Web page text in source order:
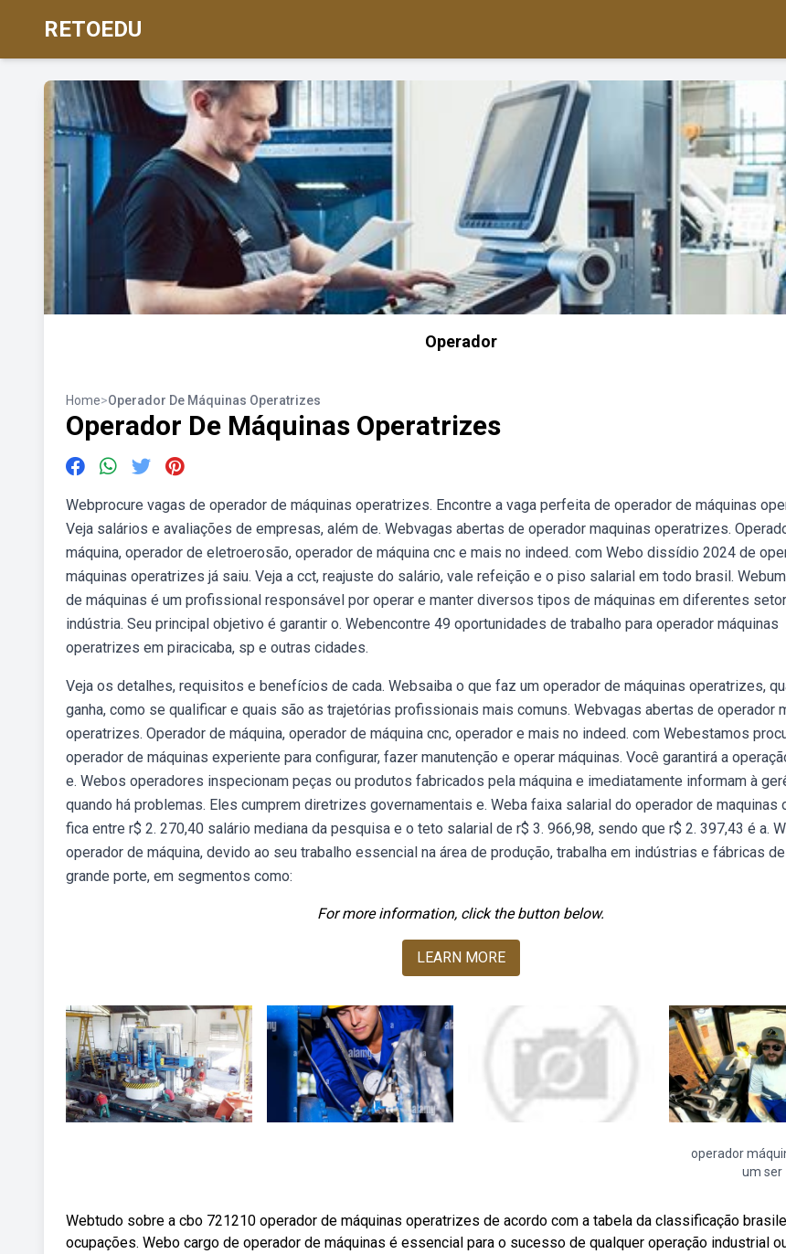
RETOEDU
Operador
Home>Operador De Máquinas Operatrizes
Operador De Máquinas Operatrizes
Webprocure vagas de operador de máquinas operatrizes. Encontre a vaga perfeita de operador de máquinas
Veja salários e avaliações de empresas, além de. Webvagas abertas de operador maquinas operatrizes.
máquina, operador de eletroerosão, operador de máquina cnc e mais no indeed. com Webo dissídio 2024 de
máquinas operatrizes já saiu. Veja a cct, reajuste do salário, vale refeição e o piso salarial em todo brasil.
de máquinas é um profissional responsável por operar e manter diversos tipos de máquinas em diferentes
indústria. Seu principal objetivo é garantir o. Webencontre 49 oportunidades de trabalho para operador máquinas
operatrizes em piracicaba, sp e outras cidades.
Veja os detalhes, requisitos e benefícios de cada. Websaiba o que faz um operador de máquinas operatrizes,
ganha, como se qualificar e quais são as trajetórias profissionais mais comuns. Webvagas abertas de operador
operatrizes. Operador de máquina, operador de máquina cnc, operador e mais no indeed. com Webestamos
operador de máquinas experiente para configurar, fazer manutenção e operar máquinas. Você garantirá a
e. Webos operadores inspecionam peças ou produtos fabricados pela máquina e imediatamente informam à
quando há problemas. Eles cumprem diretrizes governamentais e. Weba faixa salarial do operador de maquinas
fica entre r$ 2. 270,40 salário mediana da pesquisa e o teto salarial de r$ 3. 966,98, sendo que r$ 2. 397,43 é a.
operador de máquina, devido ao seu trabalho essencial na área de produção, trabalha em indústrias e fábricas
grande porte, em segmentos como:
For more information, click the button below.
LEARN MORE
operador
um ser
Webtudo sobre a cbo 721210 operador de máquinas operatrizes de acordo com a tabela da classificação
ocupações. Webo cargo de operador de máquinas é essencial para o sucesso de qualquer operação industrial